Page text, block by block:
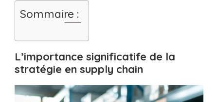
Sommaire :
L’importance significatife de la
stratégie en supply chain